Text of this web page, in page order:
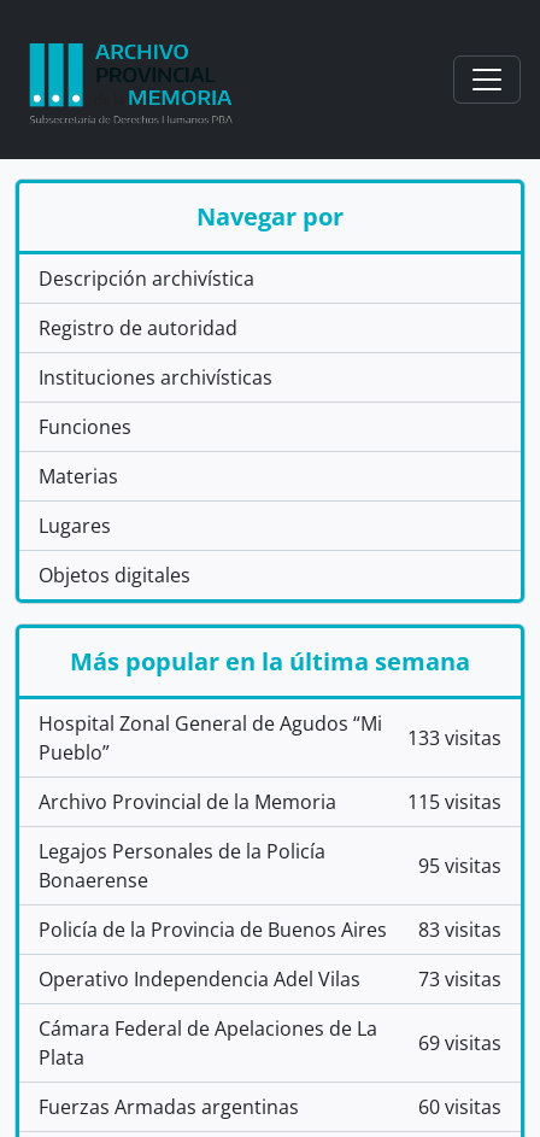
Navegar por
Descripción archivística
Registro de autoridad
Instituciones archivísticas
Funciones
Materias
Lugares
Objetos digitales
Más popular en la última semana
Hospital Zonal General de Agudos “Mi
Pueblo”
133 visitas
Archivo Provincial de la Memoria
115 visitas
Legajos Personales de la Policía
Bonaerense
95 visitas
Policía de la Provincia de Buenos Aires
83 visitas
Operativo Independencia Adel Vilas
73 visitas
Cámara Federal de Apelaciones de La
Plata
69 visitas
Fuerzas Armadas argentinas
60 visitas